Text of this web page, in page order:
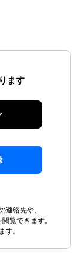
ます
連絡先や、
覧できます。
す。